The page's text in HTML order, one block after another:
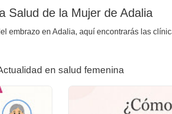
Salud de la Mujer de Adalia
embrazo en Adalia, aquí encontrarás las
en salud femenina